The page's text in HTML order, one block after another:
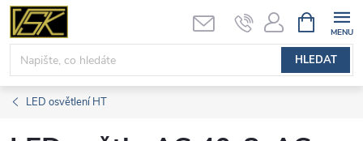
Přejít
obsah
HLEDAT
NÁKUPNÍ
KOŠÍK
LED osvětlení HT